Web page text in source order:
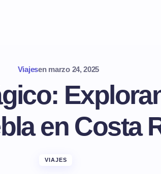
Viajesen marzo 24, 2025
en Costa
VIAJES